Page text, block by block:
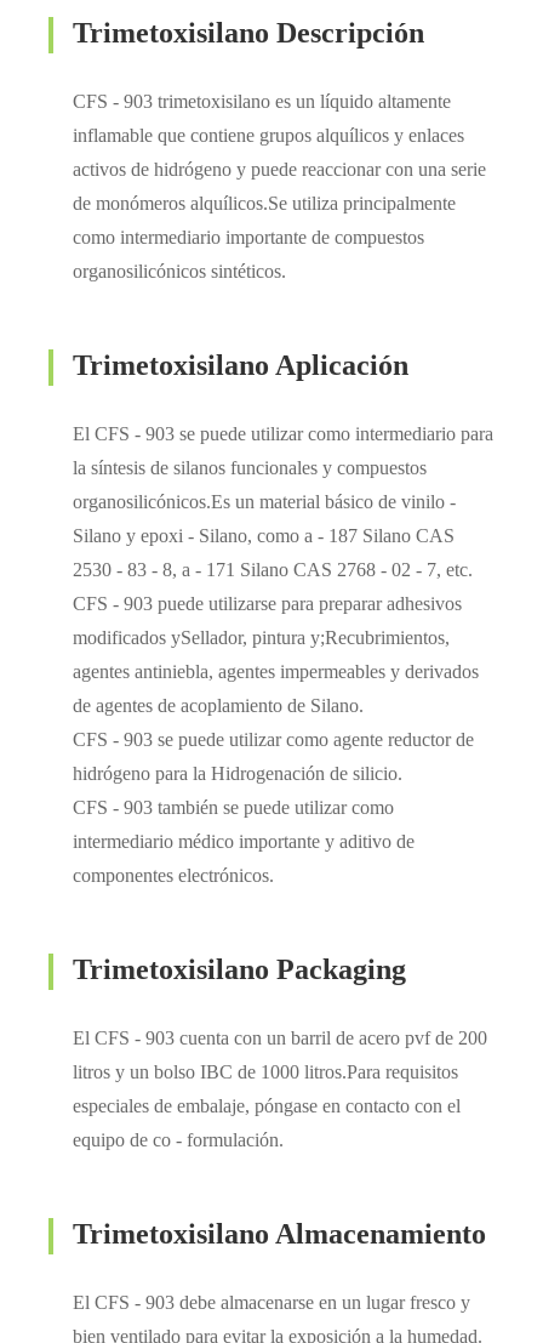
Trimetoxisilano Descripción
CFS - 903 trimetoxisilano es un líquido altamente
inflamable que contiene grupos alquílicos y enlaces
activos de hidrógeno y puede reaccionar con una serie
de monómeros alquílicos.Se utiliza principalmente
como intermediario importante de compuestos
organosilicónicos sintéticos.
Trimetoxisilano Aplicación
El CFS - 903 se puede utilizar como intermediario para
la síntesis de silanos funcionales y compuestos
organosilicónicos.Es un material básico de vinilo -
Silano y epoxi - Silano, como a - 187 Silano CAS
2530 - 83 - 8, a - 171 Silano CAS 2768 - 02 - 7, etc.
CFS - 903 puede utilizarse para preparar adhesivos
modificados ySellador, pintura y;Recubrimientos,
agentes antiniebla, agentes impermeables y derivados
de agentes de acoplamiento de Silano.
CFS - 903 se puede utilizar como agente reductor de
hidrógeno para la Hidrogenación de silicio.
CFS - 903 también se puede utilizar como
intermediario médico importante y aditivo de
componentes electrónicos.
Trimetoxisilano Packaging
El CFS - 903 cuenta con un barril de acero pvf de 200
litros y un bolso IBC de 1000 litros.Para requisitos
especiales de embalaje, póngase en contacto con el
equipo de co - formulación.
Trimetoxisilano Almacenamiento
El CFS - 903 debe almacenarse en un lugar fresco y
bien ventilado para evitar la exposición a la humedad.